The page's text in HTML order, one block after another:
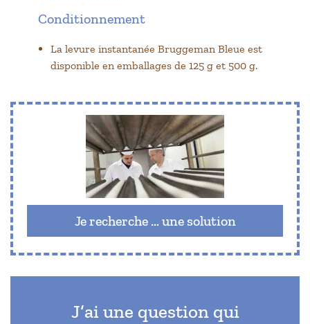
Conditionnement
La levure instantanée Bruggeman Bleue est
disponible en emballages de 125 g et 500 g.
Je recherche … une solution
J’ai une question qui